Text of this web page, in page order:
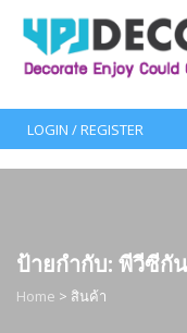
content
LOGIN / REGISTER
ป้ายกำกับ: พีวีซีกั
Home > สินค้า